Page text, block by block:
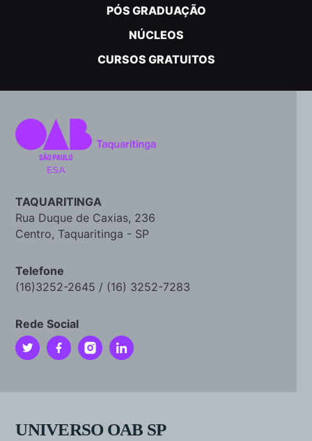
PÓS GRADUAÇÃO
NÚCLEOS
CURSOS GRATUITOS
TAQUARITINGA
Rua Duque de Caxias, 236
Centro, Taquaritinga - SP
Telefone
(16)3252-2645 / (16) 3252-7283
Rede Social
UNIVERSO OAB SP